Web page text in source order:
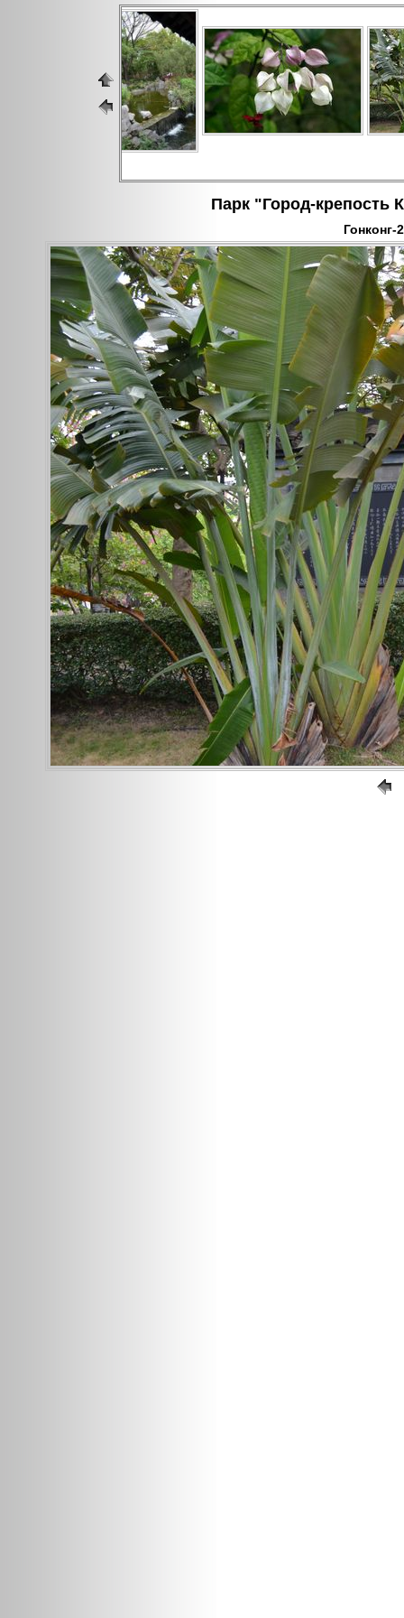
Парк "Город-крепость
Гонконг-